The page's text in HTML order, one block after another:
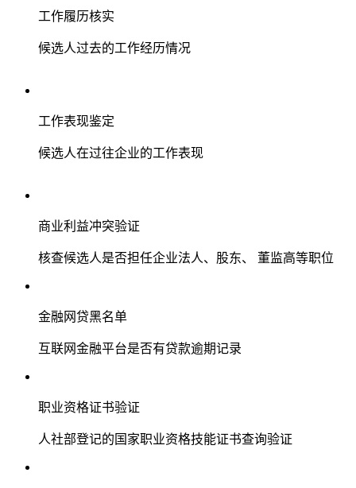
工作履历核实
候选人过去的工作经历情况
工作表现鉴定
候选人在过往企业的工作表现
商业利益冲突验证
核查候选人是否担任企业法人、股东、 董监高等职位
金融网贷黑名单
互联网金融平台是否有贷款逾期记录
职业资格证书验证
人社部登记的国家职业资格技能证书查询验证